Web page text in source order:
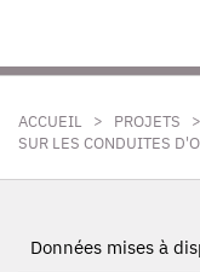
ACCUEIL > PROJETS >
SUR LES CONDUITES
Données mises à